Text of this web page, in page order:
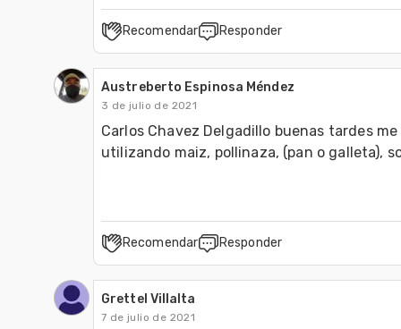
Recomendar Responder
Austreberto Espinosa Méndez
3 de julio de 2021
Carlos Chavez Delgadillo buenas tardes
utilizando maiz, pollinaza, (pan o galleta),
Recomendar Responder
Grettel Villalta
7 de julio de 2021